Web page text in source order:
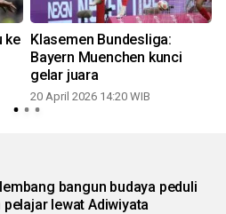
ke
Klasemen Bundesliga:
Bayern Muenchen kunci
gelar juara
20 April 2026 14:20 WIB
bangun budaya peduli
lewat Adiwiyata